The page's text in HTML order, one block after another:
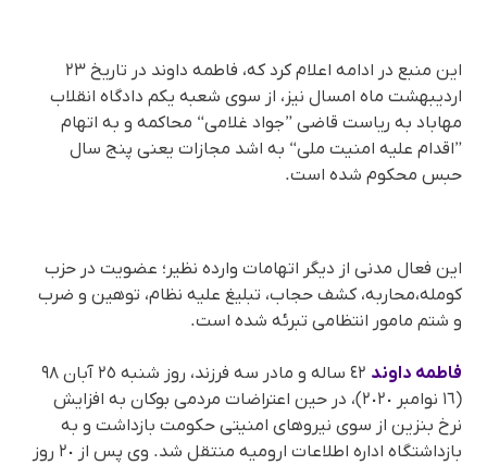
این منبع در ادامە اعلام کرد کە، فاطمە داوند در تاریخ ٢٣
اردیبهشت ماه امسال نیز، از سوی شعبە یکم دادگاه انقلاب
مهاباد بە ریاست قاضی ”جواد غلامی“ محاکمە و بە اتهام
”اقدام علیە امنیت ملی“ بە اشد مجازات یعنی پنج سال
حبس محکوم شدە است.
این فعال مدنی از دیگر اتهامات واردە نظیر؛ عضویت در حزب
کوملە،محاربە، کشف حجاب، تبلیغ علیە نظام، توهین و ضرب
و شتم مامور انتظامی تبرئە شدە است.
فاطمە داوند
٤٢ سالە و مادر سە فرزند، روز شنبە ٢٥ آبان ٩٨
(١٦ نوامبر ٢٠٢٠)، در حین اعتراضات مردمی بوکان بە افزایش
نرخ بنزین از سوی نیروهای امنیتی حکومت بازداشت و بە
بازداشتگاه ادارە اطلاعات ارومیە منتقل شد. وی پس از ٢٠ روز